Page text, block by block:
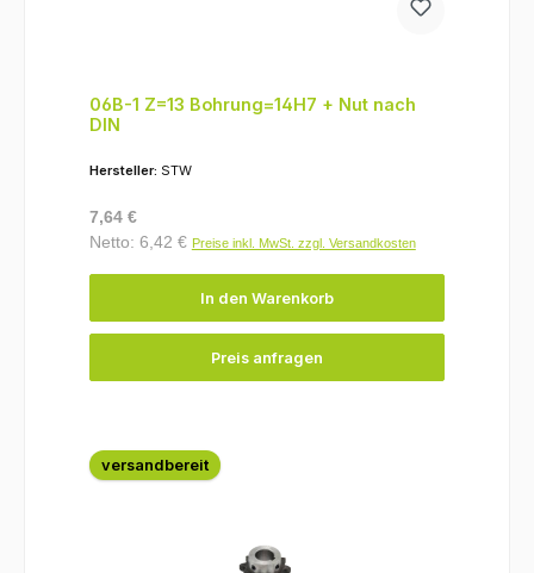
06B-1 Z=13 Bohrung=14H7 + Nut nach
DIN
Hersteller: STW
Regulärer Preis:
7,64 €
Netto: 6,42 € Preise inkl. MwSt. zzgl. Versandkosten
In den Warenkorb
Preis anfragen
versandbereit